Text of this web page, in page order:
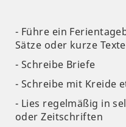
- Führe ein
Sätze oder kurze Texte
- Schreibe Briefe
- Schreibe mit Kreide
- Lies regelmäßig in
oder Zeitschriften